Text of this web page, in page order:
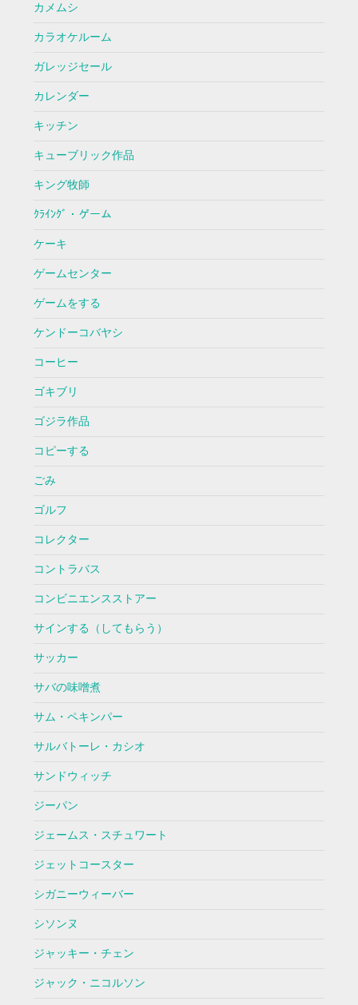
カメムシ
カラオケルーム
ガレッジセール
カレンダー
キッチン
キューブリック作品
キング牧師
ｸﾗｲﾝｸﾞ・ゲーム
ケーキ
ゲームセンター
ゲームをする
ケンドーコバヤシ
コーヒー
ゴキブリ
ゴジラ作品
コピーする
ごみ
ゴルフ
コレクター
コントラバス
コンビニエンスストアー
サインする（してもらう）
サッカー
サバの味噌煮
サム・ペキンパー
サルバトーレ・カシオ
サンドウィッチ
ジーパン
ジェームス・スチュワート
ジェットコースター
シガニーウィーバー
シソンヌ
ジャッキー・チェン
ジャック・ニコルソン